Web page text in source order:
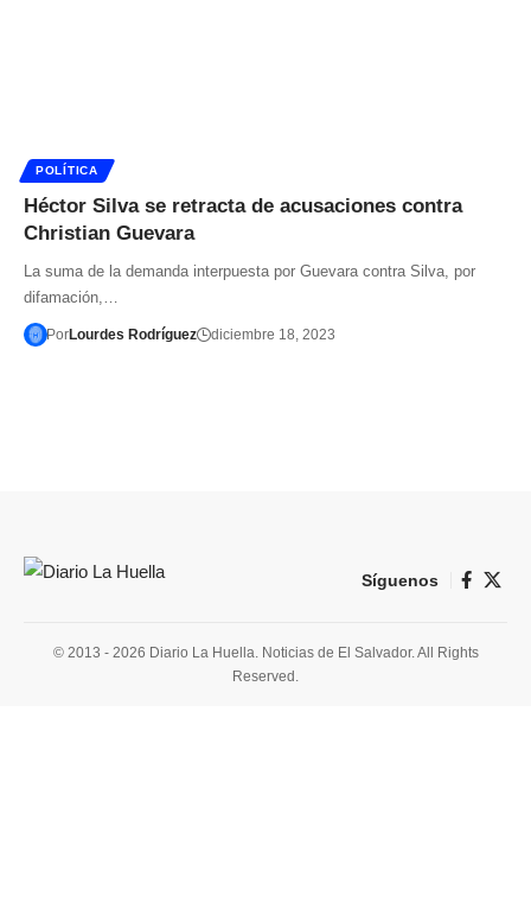
POLÍTICA
Héctor Silva se retracta de acusaciones contra
Christian Guevara
La suma de la demanda interpuesta por Guevara contra Silva, por
difamación,…
PorLourdes Rodríguez diciembre 18, 2023
Síguenos
© 2013 - 2026 Diario La Huella. Noticias de El Salvador. All Rights
Reserved.